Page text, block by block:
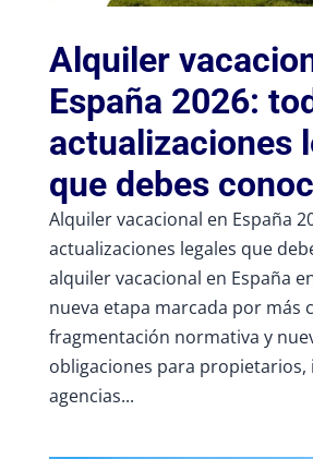
Alquiler
España 2026:
actualizaciones
que debes
Alquiler vacacional en España
actualizaciones legales que
alquiler vacacional en España
nueva etapa marcada por más
fragmentación normativa y
obligaciones para propietarios,
agencias...